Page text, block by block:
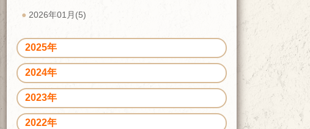
2026年01月(5)
2025年
2024年
2023年
2022年